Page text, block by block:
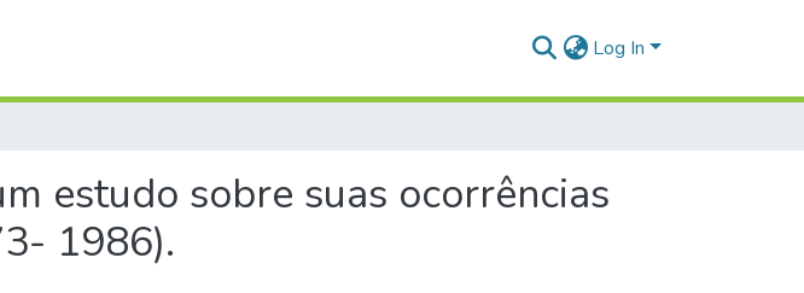
Log In
estudo sobre suas ocorrências
1986).